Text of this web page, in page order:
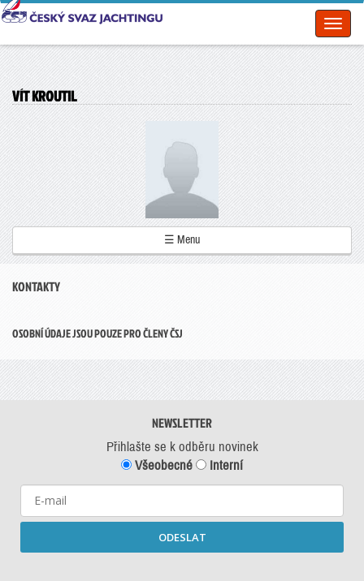
VÍT KROUTIL
☰ Menu
KONTAKTY
OSOBNÍ ÚDAJE JSOU POUZE PRO ČLENY ČSJ
NEWSLETTER
Přihlašte se k odběru novinek
Všeobecné
Interní
ODESLAT